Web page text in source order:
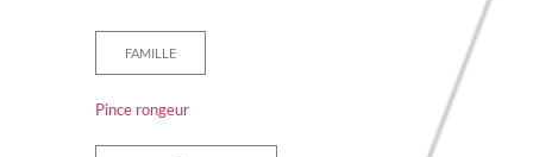
FAMILLE
Pince rongeur